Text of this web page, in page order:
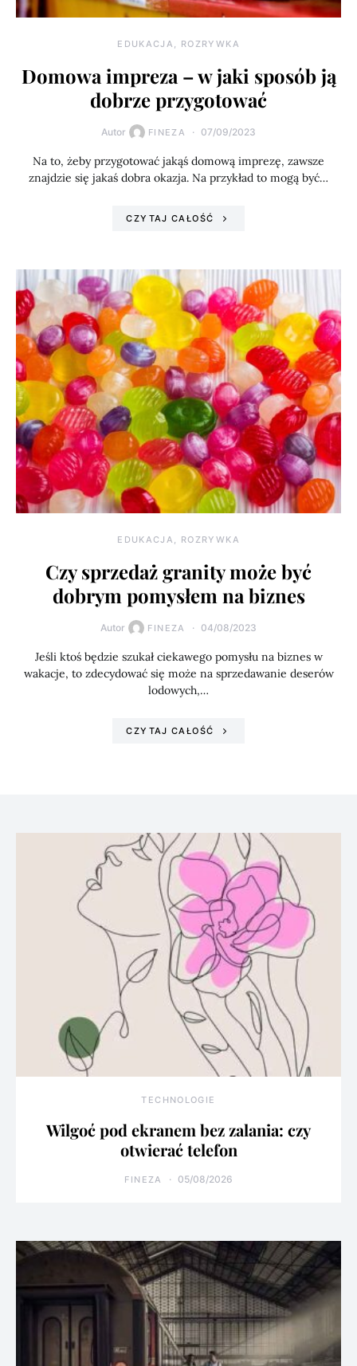
EDUKACJA, ROZRYWKA
Domowa impreza – w jaki sposób ją
dobrze przygotować
Autor FINEZA 07/09/2023
Na to, żeby przygotować jakąś domową imprezę, zawsze
znajdzie się jakaś dobra okazja. Na przykład to mogą być…
CZYTAJ CAŁOŚĆ
EDUKACJA, ROZRYWKA
Czy sprzedaż granity może być
dobrym pomysłem na biznes
Autor FINEZA 04/08/2023
Jeśli ktoś będzie szukał ciekawego pomysłu na biznes w
wakacje, to zdecydować się może na sprzedawanie deserów
lodowych,…
CZYTAJ CAŁOŚĆ
TECHNOLOGIE
Wilgoć pod ekranem bez zalania: czy
otwierać telefon
FINEZA 05/08/2026